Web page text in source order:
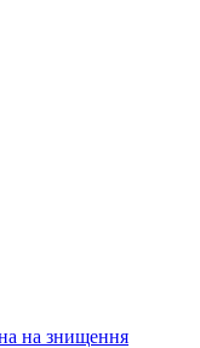
на знищення